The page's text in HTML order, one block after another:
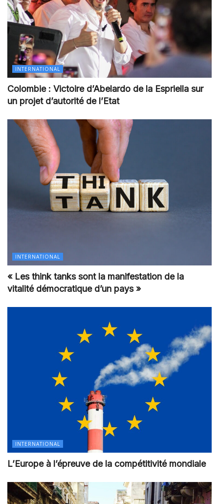
INTERNATIONAL
Colombie : Victoire d’Abelardo de la Espriella sur
un projet d’autorité de l’Etat
INTERNATIONAL
« Les think tanks sont la manifestation de la
vitalité démocratique d’un pays »
INTERNATIONAL
L’Europe à l’épreuve de la compétitivité mondiale